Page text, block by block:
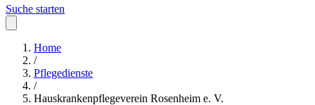
Suche starten
Home
/
Pflegedienste
/
Hauskrankenpflegeverein Rosenheim e. V.